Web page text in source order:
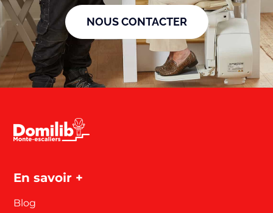
NOUS CONTACTER
En savoir +
Blog